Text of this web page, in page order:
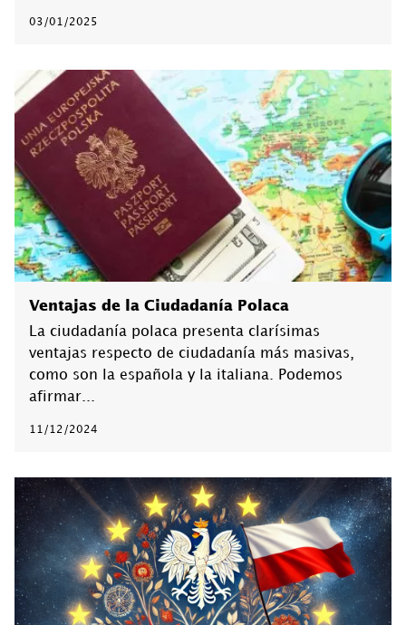
03/01/2025
Ventajas de la Ciudadanía Polaca
La ciudadanía polaca presenta clarísimas
ventajas respecto de ciudadanía más masivas,
como son la española y la italiana. Podemos
afirmar...
11/12/2024